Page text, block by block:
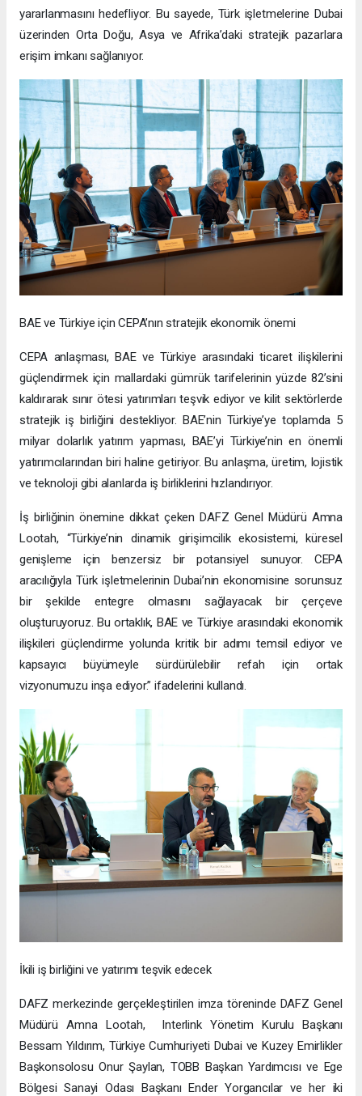
yararlanmasını hedefliyor. Bu sayede, Türk işletmelerine Dubai
üzerinden Orta Doğu, Asya ve Afrika’daki stratejik pazarlara
erişim imkanı sağlanıyor.
BAE ve Türkiye için CEPA’nın stratejik ekonomik önemi
CEPA anlaşması, BAE ve Türkiye arasındaki ticaret ilişkilerini
güçlendirmek için mallardaki gümrük tarifelerinin yüzde 82’sini
kaldırarak sınır ötesi yatırımları teşvik ediyor ve kilit sektörlerde
stratejik iş birliğini destekliyor. BAE’nin Türkiye’ye toplamda 5
milyar dolarlık yatırım yapması, BAE’yi Türkiye’nin en önemli
yatırımcılarından biri haline getiriyor. Bu anlaşma, üretim, lojistik
ve teknoloji gibi alanlarda iş birliklerini hızlandırıyor.
İş birliğinin önemine dikkat çeken DAFZ Genel Müdürü Amna
Lootah, “Türkiye’nin dinamik girişimcilik ekosistemi, küresel
genişleme için benzersiz bir potansiyel sunuyor. CEPA
aracılığıyla Türk işletmelerinin Dubai’nin ekonomisine sorunsuz
bir şekilde entegre olmasını sağlayacak bir çerçeve
oluşturuyoruz. Bu ortaklık, BAE ve Türkiye arasındaki ekonomik
ilişkileri güçlendirme yolunda kritik bir adımı temsil ediyor ve
kapsayıcı büyümeyle sürdürülebilir refah için ortak
vizyonumuzu inşa ediyor.” ifadelerini kullandı.
İkili iş birliğini ve yatırımı teşvik edecek
DAFZ merkezinde gerçekleştirilen imza töreninde DAFZ Genel
Müdürü Amna Lootah, Interlink Yönetim Kurulu Başkanı
Bessam Yıldırım, Türkiye Cumhuriyeti Dubai ve Kuzey Emirlikler
Başkonsolosu Onur Şaylan, TOBB Başkan Yardımcısı ve Ege
Bölgesi Sanayi Odası Başkanı Ender Yorgancılar ve her iki